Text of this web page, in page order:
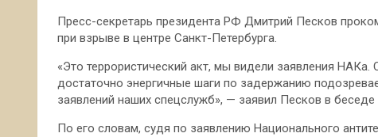
Пресс-секретарь президента РФ Дмитрий Песков
при взрыве в центре Санкт-Петербурга.
«Это террористический акт, мы видели заявления
достаточно энергичные шаги по задержанию
заявлений наших спецслужб», — заявил Песков в беседе
По его словам, судя по заявлению Национального